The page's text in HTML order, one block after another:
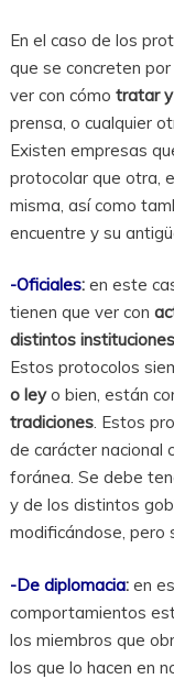
En el caso de los
que se concreten
ver con cómo tratar y
prensa, o cualquier
Existen empresas
protocolar que otra,
misma, así como
encuentre y su
-Oficiales:en este
tienen que ver con
distintos
Estos protocolos
o leyo bien, están
tradiciones. Estos
de carácter nacional
foránea. Se debe
y de los distintos
modificándose, pero
-De diplomacia:en
comportamientos
los miembros que
los que lo hacen en